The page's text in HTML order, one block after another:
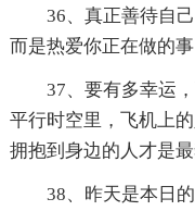
36、真正善待自
而是热爱你正在做的
37、要有多幸运
平行时空里，飞机上
拥抱到身边的人才是最
38、昨天是本日